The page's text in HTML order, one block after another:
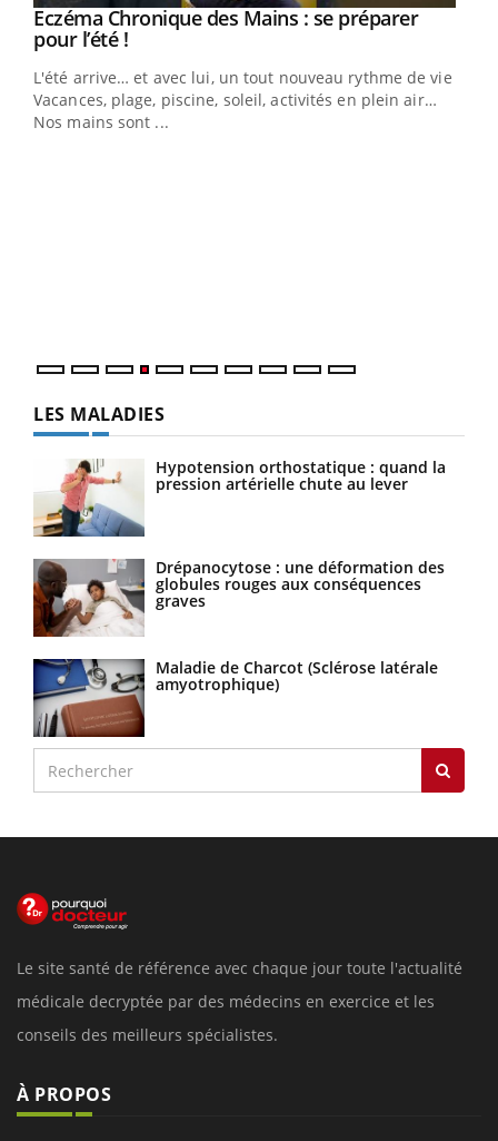
Youtube
Eczéma Chronique des Mains : se préparer
pour l’été !Youtube
L'été arrive… et avec lui, un tout nouveau rythme de vie !
Vacances, plage, piscine, soleil, activités en plein air…
Nos mains sont ...
LES MALADIES
Hypotension orthostatique : quand la
pression artérielle chute au lever
Drépanocytose : une déformation des
globules rouges aux conséquences
graves
Maladie de Charcot (Sclérose latérale
amyotrophique)
Le site santé de référence avec chaque jour toute l'actualité
médicale decryptée par des médecins en exercice et les
conseils des meilleurs spécialistes.
À PROPOS